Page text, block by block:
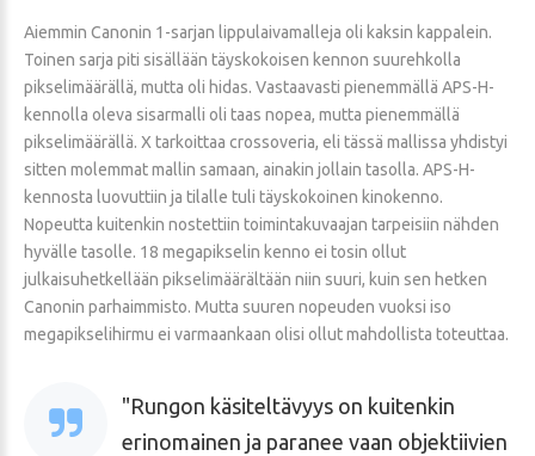
Aiemmin Canonin 1-sarjan lippulaivamalleja oli kaksin kappalein.
Toinen sarja piti sisällään täyskokoisen kennon suurehkolla
pikselimäärällä, mutta oli hidas. Vastaavasti pienemmällä APS-H-
kennolla oleva sisarmalli oli taas nopea, mutta pienemmällä
pikselimäärällä. X tarkoittaa crossoveria, eli tässä mallissa yhdistyi
sitten molemmat mallin samaan, ainakin jollain tasolla. APS-H-
kennosta luovuttiin ja tilalle tuli täyskokoinen kinokenno.
Nopeutta kuitenkin nostettiin toimintakuvaajan tarpeisiin nähden
hyvälle tasolle. 18 megapikselin kenno ei tosin ollut
julkaisuhetkellään pikselimäärältään niin suuri, kuin sen hetken
Canonin parhaimmisto. Mutta suuren nopeuden vuoksi iso
megapikselihirmu ei varmaankaan olisi ollut mahdollista toteuttaa.
Rungon käsiteltävyys on kuitenkin
erinomainen ja paranee vaan objektiivien